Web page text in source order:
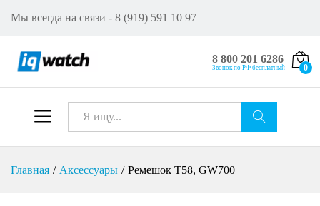
Мы всегда на связи - 8 (919) 591 10 97
8 800 201 6286
Звонок по РФ бесплатный 0
Все
Искат
Главная / Аксессуары / Ремешок T58, GW700